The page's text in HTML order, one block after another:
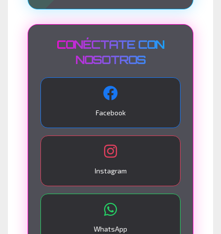
CONÉCTATE CON
NOSOTROS
Facebook
Instagram
WhatsApp